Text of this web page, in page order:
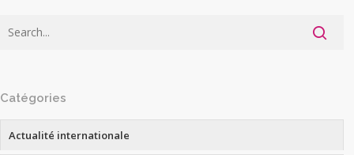
Catégories
Actualité internationale